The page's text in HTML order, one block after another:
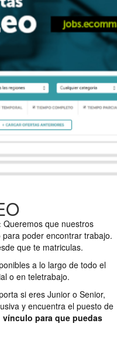
Queremos que nuestros
poder encontrar trabajo.
que te matriculas.
a lo largo de todo el
o en teletrabajo.
si eres Junior o Senior,
y encuentra el puesto de
vínculo para que puedas